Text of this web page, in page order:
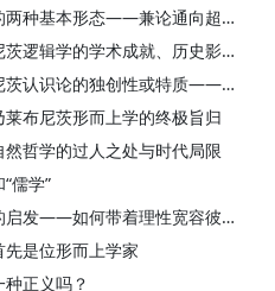
本形态——兼论通向超越论—发生现象学
学的学术成就、历史影响和理论得失
的独创性或特质——《莱布尼茨认识论
布尼茨形而上学的终极旨归
哲学的过人之处与时代局限
儒学”
发——如何带着理性宽容彼此交流
是位形而上学家
正义吗？